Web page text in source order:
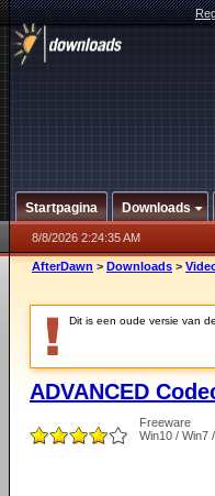
Startpagina Downloads
8/8/2026 2:24:35 AM
AfterDawn > Downloads >
Dit is een oude versie van
ADVANCED
Freeware
Win10 / Win7